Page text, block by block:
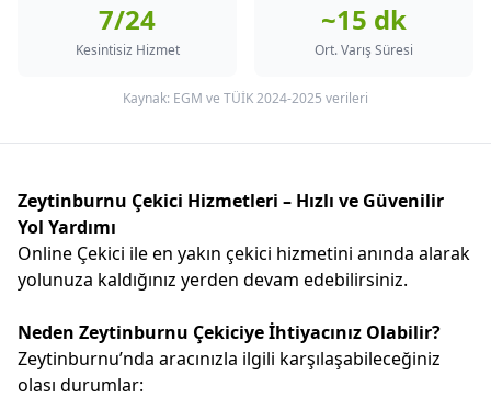
7/24
Kesintisiz Hizmet
~15 dk
Ort. Varış Süresi
Kaynak: EGM ve TÜİK 2024-2025 verileri
Zeytinburnu Çekici Hizmetleri – Hızlı ve Güvenilir
Yol Yardımı
Online Çekici ile en yakın çekici hizmetini anında alarak
yolunuza kaldığınız yerden devam edebilirsiniz.
Neden Zeytinburnu Çekiciye İhtiyacınız Olabilir?
Zeytinburnu’nda aracınızla ilgili karşılaşabileceğiniz
olası durumlar: